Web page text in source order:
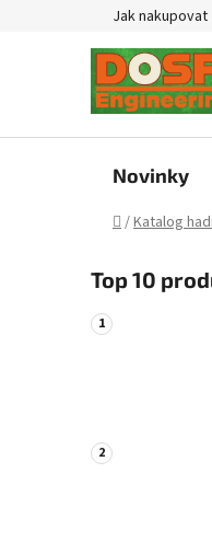
Jak nakupovat
Novinky
Domů
/Katalog
o
s
t
n
Top 10